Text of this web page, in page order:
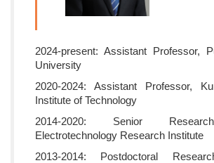
2024-present: Assistant Professor,
University
2020-2024: Assistant Professor,
Institute of Technology
2014-2020: Senior
Electrotechnology Research Institute
2013-2014: Postdoctoral